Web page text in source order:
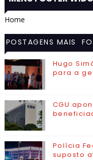
Home
POSTAGENS MAIS
VISITADAS
Hugo
para a
CGU
Polícia
suposto